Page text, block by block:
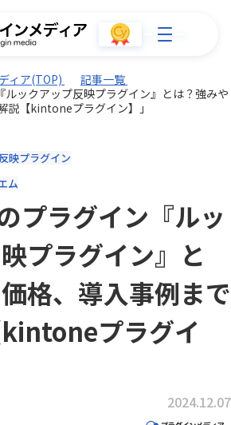
ィア(TOP)
記事一覧
ルックアップ反映プラグイン』とは？強みや
説【kintoneプラグイン】」
映プラグイン
ム
プラグイン『ルッ
プラグイン』と
格、導入事例まで
プラグイ
2024.12.07